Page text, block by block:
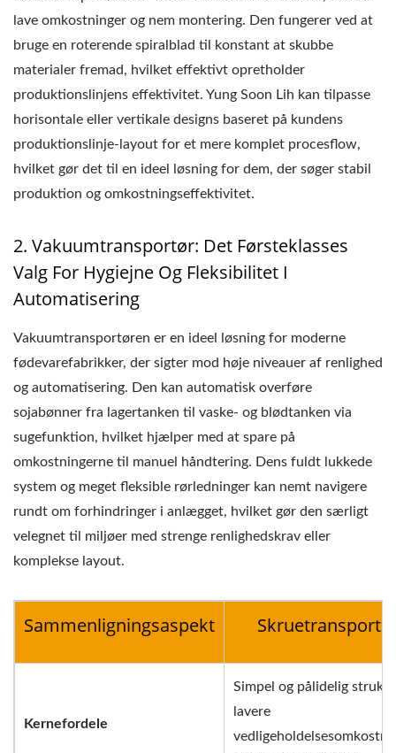
lave omkostninger og nem montering. Den fungerer ved at
bruge en roterende spiralblad til konstant at skubbe
materialer fremad, hvilket effektivt opretholder
produktionslinjens effektivitet. Yung Soon Lih kan tilpasse
horisontale eller vertikale designs baseret på kundens
produktionslinje-layout for et mere komplet procesflow,
hvilket gør det til en ideel løsning for dem, der søger stabil
produktion og omkostningseffektivitet.
2. Vakuumtransportør: Det Førsteklasses
Valg For Hygiejne Og Fleksibilitet I
Automatisering
Vakuumtransportøren er en ideel løsning for moderne
fødevarefabrikker, der sigter mod høje niveauer af renlighed
og automatisering. Den kan automatisk overføre
sojabønner fra lagertanken til vaske- og blødtanken via
sugefunktion, hvilket hjælper med at spare på
omkostningerne til manuel håndtering. Dens fuldt lukkede
system og meget fleksible rørledninger kan nemt navigere
rundt om forhindringer i anlægget, hvilket gør den særligt
velegnet til miljøer med strenge renlighedskrav eller
komplekse layout.
Sammenligningsaspekt
Kernefordele
Simpel og pålidelig
lavere